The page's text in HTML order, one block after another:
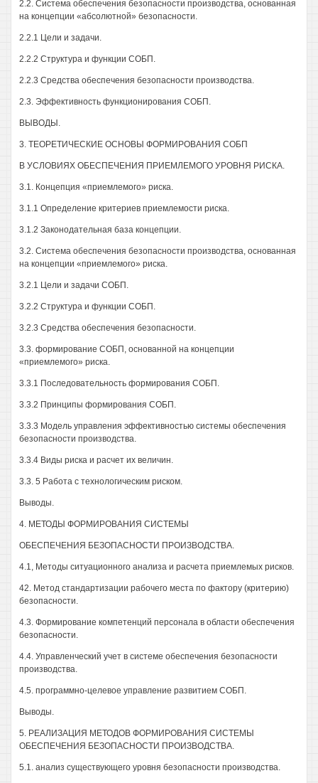
2.2. Система обеспечения безопасности производства, основанная
на концепции «абсолютной» безопасности.
2.2.1 Цели и задачи.
2.2.2 Структура и функции СОБП.
2.2.3 Средства обеспечения безопасности производства.
2.3. Эффективность функционирования СОБП.
ВЫВОДЫ.
3. ТЕОРЕТИЧЕСКИЕ ОСНОВЫ ФОРМИРОВАНИЯ СОБП
В УСЛОВИЯХ ОБЕСПЕЧЕНИЯ ПРИЕМЛЕМОГО УРОВНЯ РИСКА.
3.1. Концепция «приемлемого» риска.
3.1.1 Определение критериев приемлемости риска.
3.1.2 Законодательная база концепции.
3.2. Система обеспечения безопасности производства, основанная
на концепции «приемлемого» риска.
3.2.1 Цели и задачи СОБП.
3.2.2 Структура и функции СОБП.
3.2.3 Средства обеспечения безопасности.
3.3. формирование СОБП, основанной на концепции
«приемлемого» риска.
3.3.1 Последовательность формирования СОБП.
3.3.2 Принципы формирования СОБП.
3.3.3 Модель управления эффективностью системы обеспечения
безопасности производства.
3.3.4 Виды риска и расчет их величин.
3.3. 5 Работа с технологическим риском.
Выводы.
4. МЕТОДЫ ФОРМИРОВАНИЯ СИСТЕМЫ
ОБЕСПЕЧЕНИЯ БЕЗОПАСНОСТИ ПРОИЗВОДСТВА.
4.1, Методы ситуационного анализа и расчета приемлемых рисков.
42. Метод стандартизации рабочего места по фактору (критерию)
безопасности.
4.3. Формирование компетенций персонала в области обеспечения
безопасности.
4.4. Управленческий учет в системе обеспечения безопасности
производства.
4.5. программно-целевое управление развитием СОБП.
Выводы.
5. РЕАЛИЗАЦИЯ МЕТОДОВ ФОРМИРОВАНИЯ СИСТЕМЫ
ОБЕСПЕЧЕНИЯ БЕЗОПАСНОСТИ ПРОИЗВОДСТВА.
5.1. анализ существующего уровня безопасности производства.